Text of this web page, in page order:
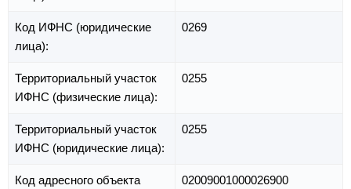
Код ИФНС (юридические
лица):
0269
Территориальный участок
ИФНС (физические лица):
0255
Территориальный участок
ИФНС (юридические лица):
0255
Код адресного объекта
02009001000026900